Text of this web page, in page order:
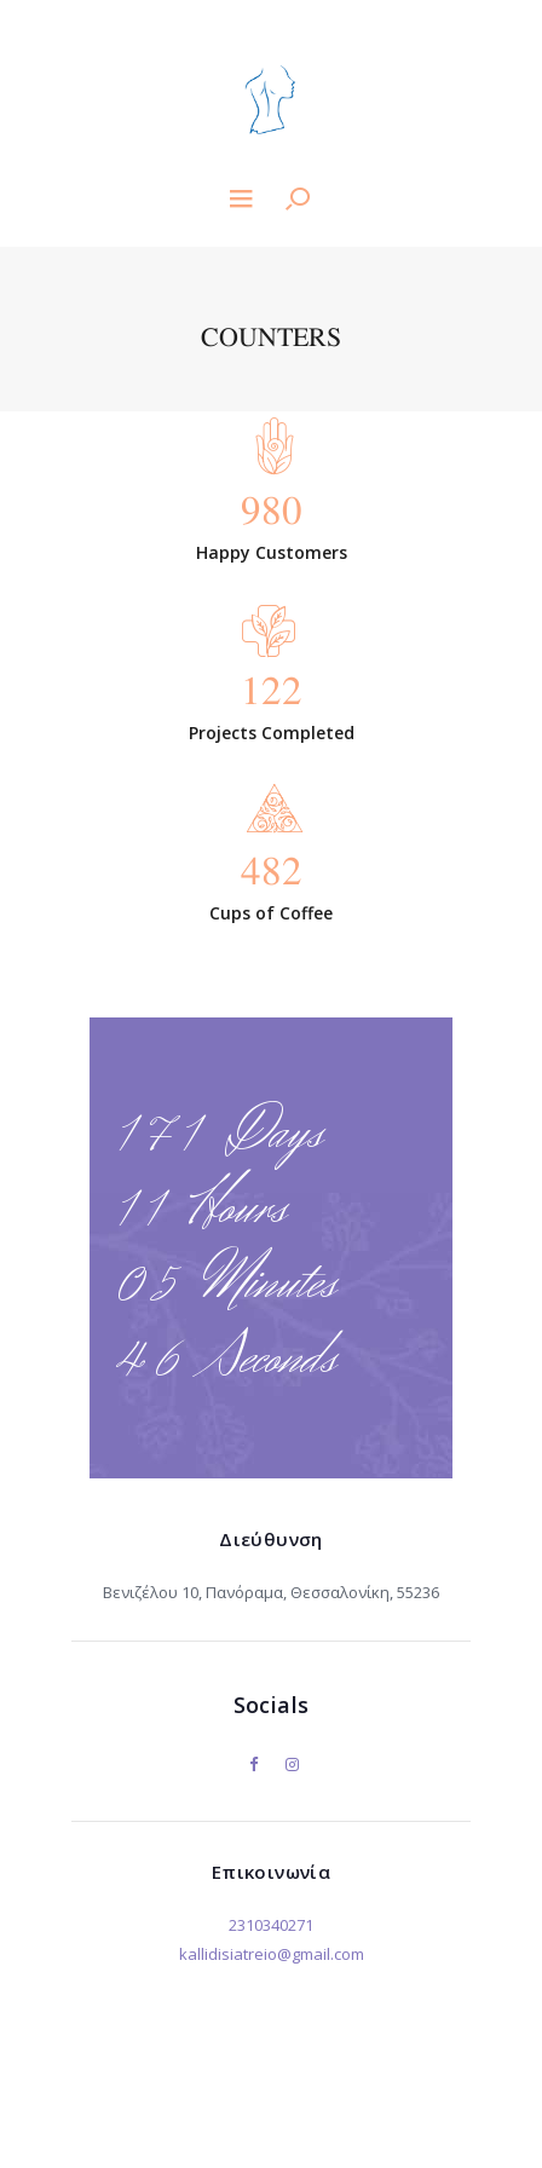
COUNTERS
980
Happy Customers
122
Projects Completed
482
Cups of Coffee
171 Days
11 Hours
05 Minutes
46 Seconds
Διεύθυνση
Βενιζέλου 10, Πανόραμα, Θεσσαλονίκη, 55236
Socials
Επικοινωνία
2310340271
kallidisiatreio@gmail.com